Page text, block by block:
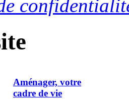
Aménager, votre
cadre de vie